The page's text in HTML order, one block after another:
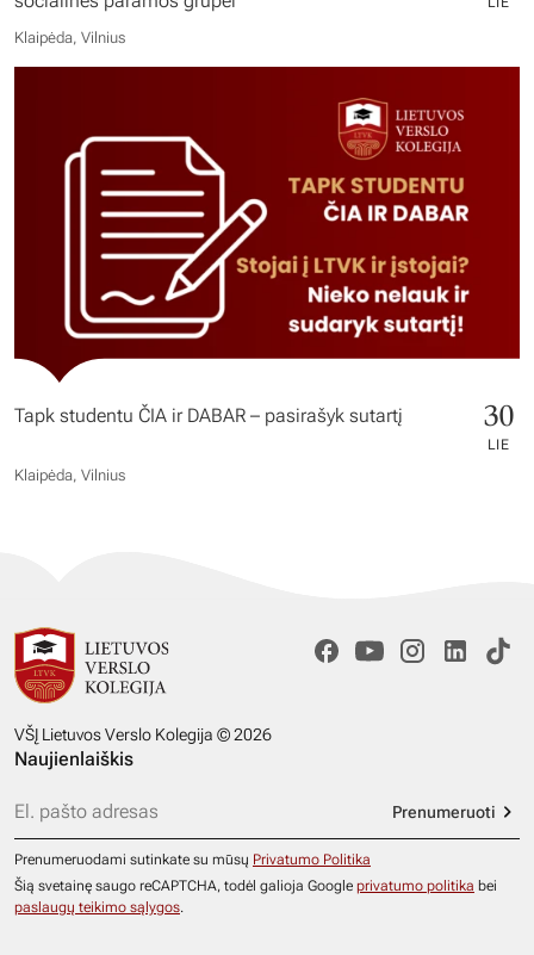
Klaipėda, Vilnius
Tapk studentu ČIA ir DABAR – pasirašyk sutartį 30
LIE
Klaipėda, Vilnius
VŠĮ Lietuvos Verslo Kolegija © 2026
Naujienlaiškis
Prenumeruoti
Prenumeruodami sutinkate su mūsų Privatumo Politika
Šią svetainę saugo reCAPTCHA, todėl galioja Google privatumo politika bei
paslaugų teikimo sąlygos.